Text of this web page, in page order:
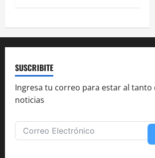
g
a
c
i
n
SUSCRIBITE
Ingresa tu correo para estar al tanto
noticias